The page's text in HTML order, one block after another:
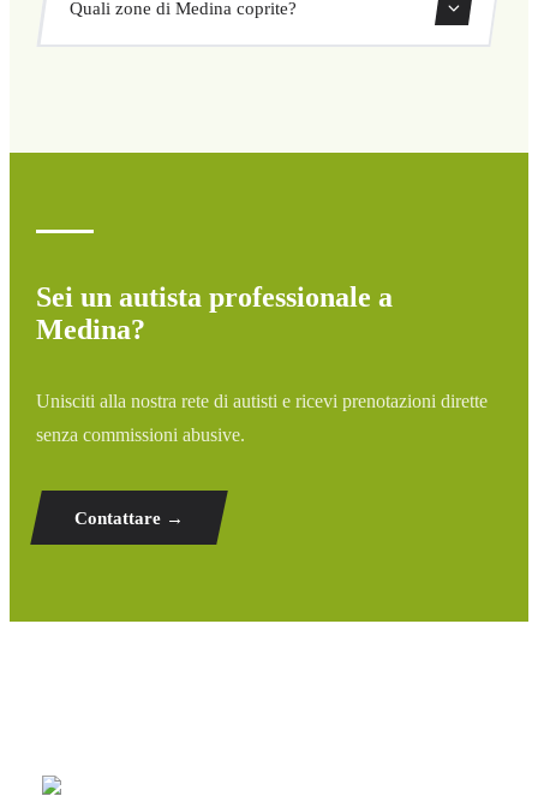
ritorno direttamente dal nostro sistema di prenotazione.
Quali zone di Medina coprite?
Sei un autista professionale a
Medina?
Unisciti alla nostra rete di autisti e ricevi prenotazioni dirette
senza commissioni abusive.
Contattare →